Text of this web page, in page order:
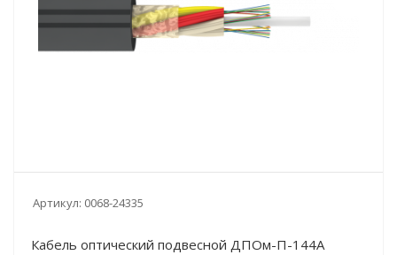
Артикул: 0068-24335
Кабель оптический подвесной ДПОм-П-144А